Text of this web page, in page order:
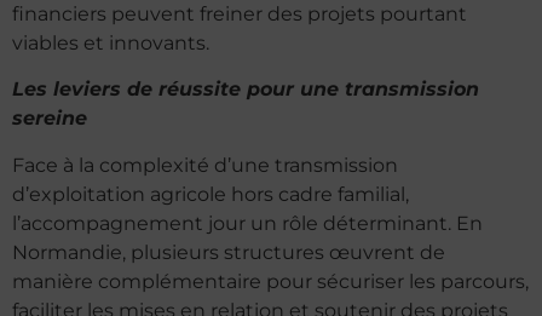
financiers peuvent freiner des projets pourtant
viables et innovants.
Les leviers de réussite pour une transmission
sereine
Face à la complexité d’une transmission
d’exploitation agricole hors cadre familial,
l’accompagnement jour un rôle déterminant. En
Normandie, plusieurs structures œuvrent de
manière complémentaire pour sécuriser les parcours,
faciliter les mises en relation et soutenir des projets